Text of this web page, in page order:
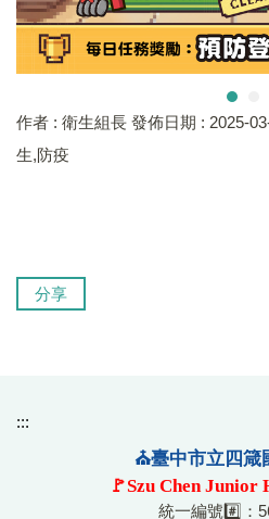
作者 : 衛生組長 發佈日期 : 2025-
生,防疫
分享
:::
⛪臺中市立四箴
🚩Szu Chen Junior
統一編號#️⃣：